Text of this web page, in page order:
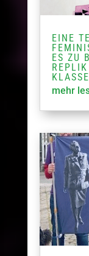
EINE
ES ZU
mehr